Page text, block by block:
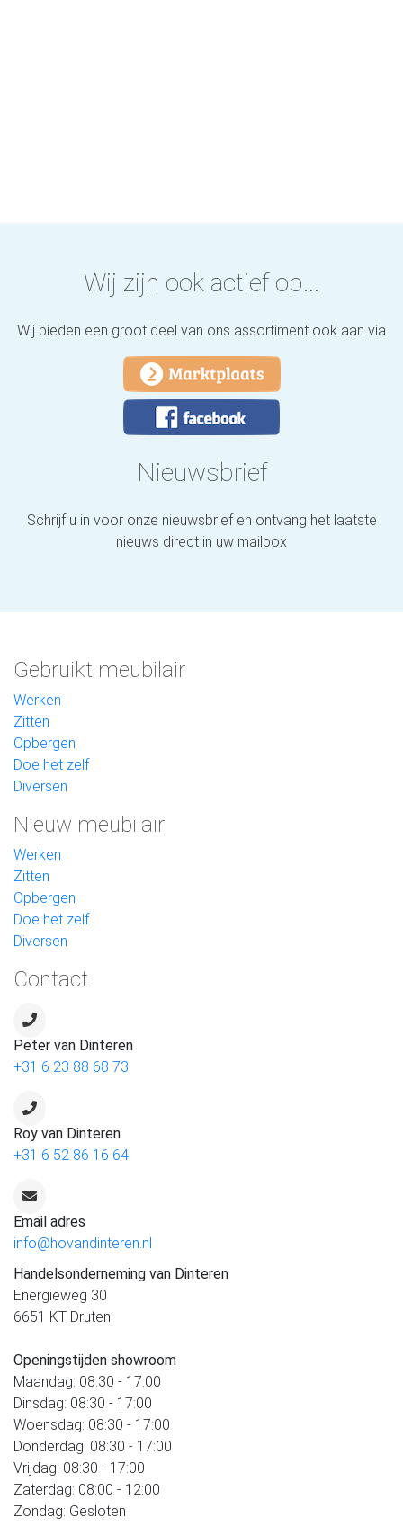
Wij zijn ook actief op...
Wij bieden een groot deel van ons assortiment ook aan via
Nieuwsbrief
Schrijf u in voor onze nieuwsbrief en ontvang het laatste
nieuws direct in uw mailbox
Gebruikt meubilair
Werken
Zitten
Opbergen
Doe het zelf
Diversen
Nieuw meubilair
Werken
Zitten
Opbergen
Doe het zelf
Diversen
Contact
Peter van Dinteren
+31 6 23 88 68 73
Roy van Dinteren
+31 6 52 86 16 64
Email adres
info@hovandinteren.nl
Handelsonderneming van Dinteren
Energieweg 30
6651 KT Druten
Openingstijden showroom
Maandag: 08:30 - 17:00
Dinsdag: 08:30 - 17:00
Woensdag: 08:30 - 17:00
Donderdag: 08:30 - 17:00
Vrijdag: 08:30 - 17:00
Zaterdag: 08:00 - 12:00
Zondag: Gesloten